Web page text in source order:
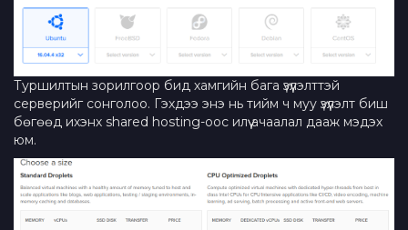
Туршилтын зорилгоор бид хамгийн бага үзүүлэлттэй
серверийг сонголоо. Гэхдээ энэ нь тийм ч муу үзүүлэлт биш
бөгөөд ихэнх shared hosting-оос илүү ачаалал дааж мэдэх
юм.